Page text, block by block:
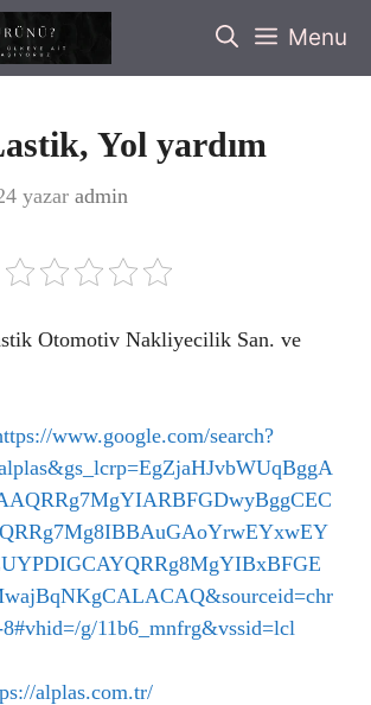
Menu
Yol yardım
yazar admin
Otomotiv Nakliyecilik San. ve
www.google.com/search?
g/11b6_mnfrg&vssid=lcl
alplas.com.tr/